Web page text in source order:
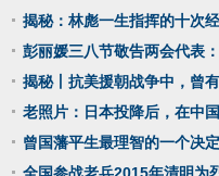
揭秘：林彪一生指挥的十次
彭丽媛三八节敬告两会代表
揭秘丨抗美援朝战争中，曾
老照片：日本投降后，在中
曾国藩平生最理智的一个决定